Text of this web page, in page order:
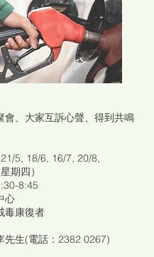
會、大家互訴心聲、得到共鳴
5, 18/6, 16/7, 20/8,
期四）
8:45
心
毒康復者
先生(電話：2382 0267)